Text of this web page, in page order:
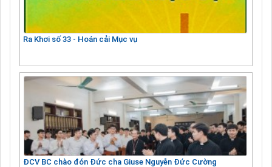
Ra Khơi số 33 - Hoán cải Mục vụ
ĐCV BC chào đón Đức cha Giuse Nguyễn Đức Cường